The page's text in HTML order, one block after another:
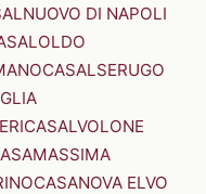
DI NAPOLI
CASALSERUGO
CASALVOLONE
CASANOVA ELVO